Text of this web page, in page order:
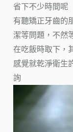
省下不少時間呢
有聽矯正牙齒的
潔等問題，不然
在吃飯時取下，
感覺就乾淨衛生
詢